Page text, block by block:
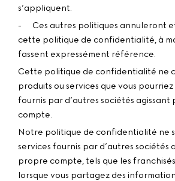
s’appliquent.
-
Ces autres politiques annuleront
cette politique de confidentialité, à
fassent expressément référence.
Cette politique de confidentialité ne
produits ou services que vous
fournis par d’autres sociétés
compte.
Notre politique de confidentialité ne
services fournis par d’autres sociétés
propre compte, tels que les
lorsque vous partagez des